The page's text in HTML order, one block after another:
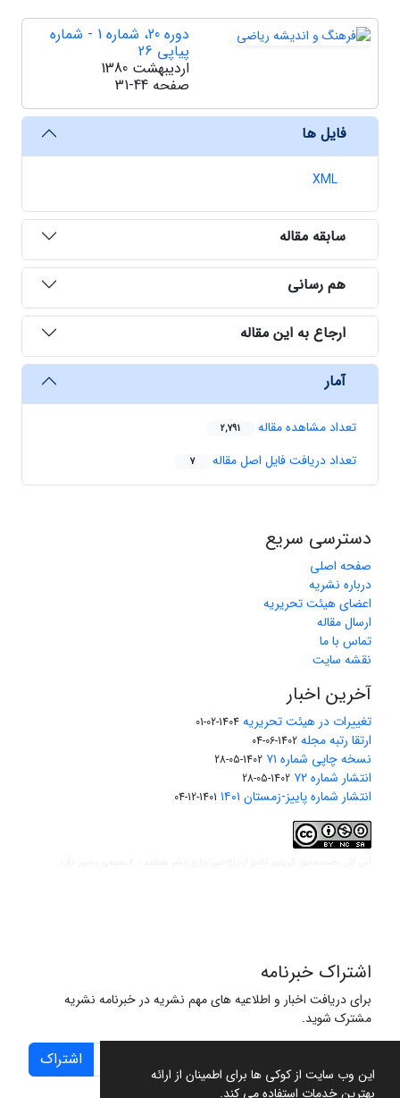
این وب سایت از کوکی ها برای اطمینان از ارائه
بهترین خدمات استفاده می کند.
دوره 20، شماره 1 - شماره
پیاپی 26
اردیبهشت 1380
صفحه 31-44
فایل ها
XML
سابقه مقاله
هم رسانی
ارجاع به این مقاله
آمار
تعداد مشاهده مقاله 2,791
تعداد دریافت فایل اصل مقاله 7
دسترسی سریع
صفحه اصلی
درباره نشریه
اعضای هیئت تحریریه
ارسال مقاله
تماس با ما
نقشه سایت
آخرین اخبار
تغییرات در هیئت تحریریه 1404-02-01
ارتقا رتبه مجله 1402-06-04
نسخه چاپی شماره ۷۱ 1402-05-28
انتشار شماره ۷۲ 1402-05-28
انتشار شماره پاییز-زمستان ۱۴۰۱ 1401-12-04
اشتراک خبرنامه
برای دریافت اخبار و اطلاعیه های مهم نشریه در خبرنامه نشریه
مشترک شوید.
اشتراک